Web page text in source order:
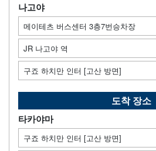
나고야
메이테츠 버스센터 3층7번승차장
JR 나고야 역
구죠 하치만 인터 [고산 방면]
도착 장소
타카야마
구죠 하치만 인터 [고산 방면]